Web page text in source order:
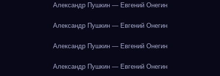
Александр Пушкин — Евгений Онегин
Александр Пушкин — Евгений Онегин
Александр Пушкин — Евгений Онегин
Александр Пушкин — Евгений Онегин